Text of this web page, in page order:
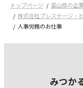
トップページ
富山県の企
株式会社プレステージ・
人事労務のお仕事
みつか